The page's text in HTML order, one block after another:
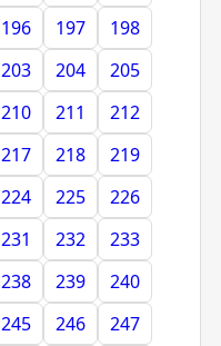
196 197
198
203 204
205
210 211
212
217 218
219
224 225
226
231 232
233
238 239
240
245 246
247